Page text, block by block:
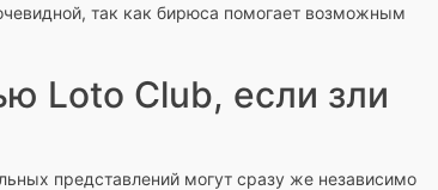
так как бирюса помогает возможным
Loto Club, если зли
представлений могут сразу же независимо